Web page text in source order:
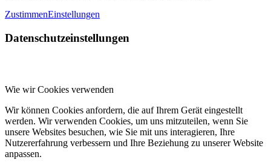
ZustimmenEinstellungen
Datenschutzeinstellungen
Wie wir Cookies verwenden
Wir können Cookies anfordern, die auf Ihrem Gerät eingestellt
werden. Wir verwenden Cookies, um uns mitzuteilen, wenn Sie
unsere Websites besuchen, wie Sie mit uns interagieren, Ihre
Nutzererfahrung verbessern und Ihre Beziehung zu unserer Website
anpassen.